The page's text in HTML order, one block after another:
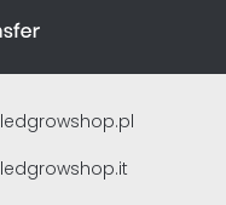
ledgrowshop.pl
ledgrowshop.it